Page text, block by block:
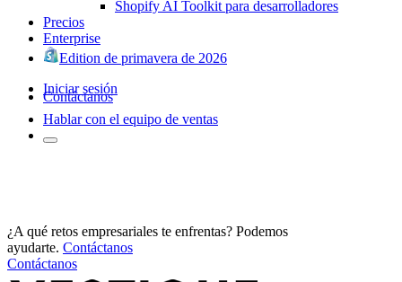
Shopify AI Toolkit para desarrolladores
Precios
Enterprise
Edition de primavera de 2026
Iniciar sesión
Contáctanos
Hablar con el equipo de ventas
¿A qué retos empresariales te enfrentas? Podemos
ayudarte. Contáctanos
Contáctanos